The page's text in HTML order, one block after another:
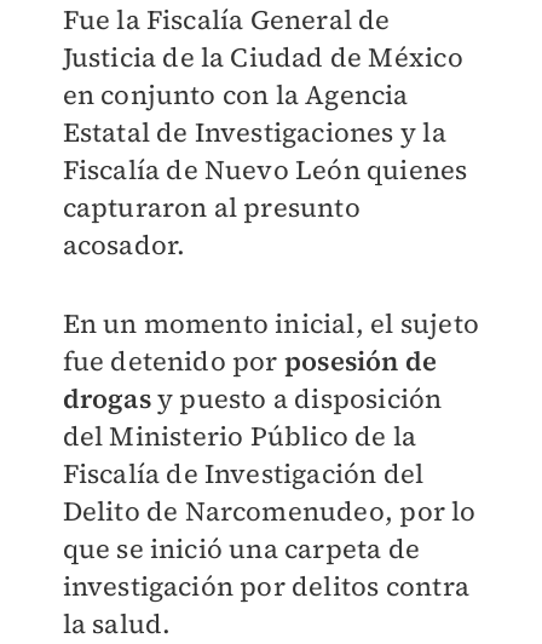
Fue la Fiscalía General de
Justicia de la Ciudad de México
en conjunto con la Agencia
Estatal de Investigaciones y la
Fiscalía de Nuevo León quienes
capturaron al presunto
acosador.
En un momento inicial, el sujeto
fue detenido por posesión de
drogasy puesto a disposición
delMinisterio Público de la
Fiscalía de Investigación del
Delito de Narcomenudeo, por lo
que se inició una carpeta de
investigación por delitos contra
la salud.